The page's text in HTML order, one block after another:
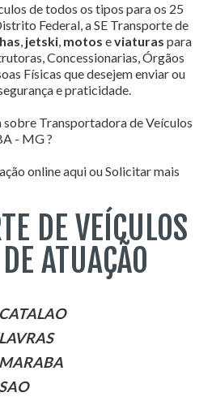
de todos os tipos para os 25
Federal, a SE Transporte de
, jetski, motos eviaturas para
Concessionarias, Órgãos
Físicas que desejem enviar ou
e praticidade.
sobre Transportadora de Veículos
- MG ?
online aqui ou Solicitar mais
DE VEÍCULOS
ATUAÇÃO
CATALAO
LAVRAS
MARABA
SAO